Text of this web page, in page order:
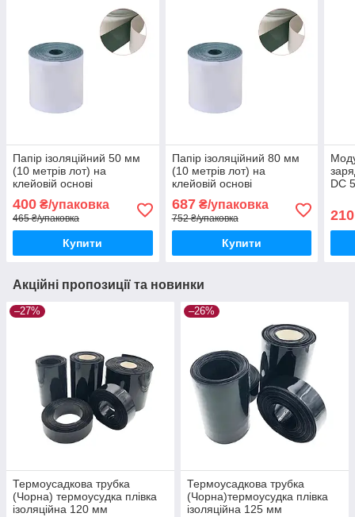
Папір ізоляційний 50 мм
(10 метрів лот) на
клейовій основі
400 ₴/упаковка
465 ₴/упаковка
Купити
Папір ізоляційний 80 мм
(10 метрів лот) на
клейовій основі
687₴/упаковка
752 ₴/упаковка
Купити
DC
210
Акційні пропозиції та новинки
–27%
Термоусадкова трубка
(Чорна) термоусудка плівка
ізоляційна 120 мм
–26%
Термоусадкова трубка
(Чорна)термоусудка плівка
ізоляційна 125 мм